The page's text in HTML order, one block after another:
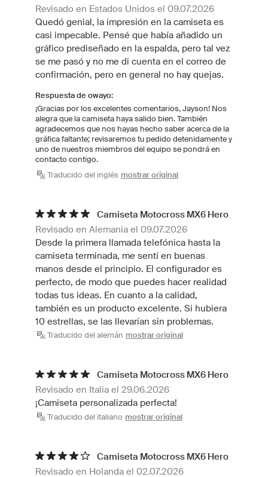
Revisado en Estados Unidos el 09.07.2026
Quedó genial, la impresión en la camiseta es
casi impecable. Pensé que había añadido un
gráfico prediseñado en la espalda, pero tal vez
se me pasó y no me di cuenta en el correo de
confirmación, pero en general no hay quejas.
Respuesta de owayo:
¡Gracias por los excelentes comentarios, Jayson! Nos
alegra que la camiseta haya salido bien. También
agradecemos que nos hayas hecho saber acerca de la
gráfica faltante; revisaremos tu pedido detenidamente y
uno de nuestros miembros del equipo se pondrá en
contacto contigo.
Traducido del inglés mostrar original
Camiseta Motocross MX6 Hero
Revisado en Alemania el 09.07.2026
Desde la primera llamada telefónica hasta la
camiseta terminada, me sentí en buenas
manos desde el principio. El configurador es
perfecto, de modo que puedes hacer realidad
todas tus ideas. En cuanto a la calidad,
también es un producto excelente. Si hubiera
10 estrellas, se las llevarían sin problemas.
Traducido del alemán mostrar original
Camiseta Motocross MX6 Hero
Revisado en Italia el 29.06.2026
¡Camiseta personalizada perfecta!
Traducido del italiano mostrar original
Camiseta Motocross MX6 Hero
Revisado en Holanda el 02.07.2026